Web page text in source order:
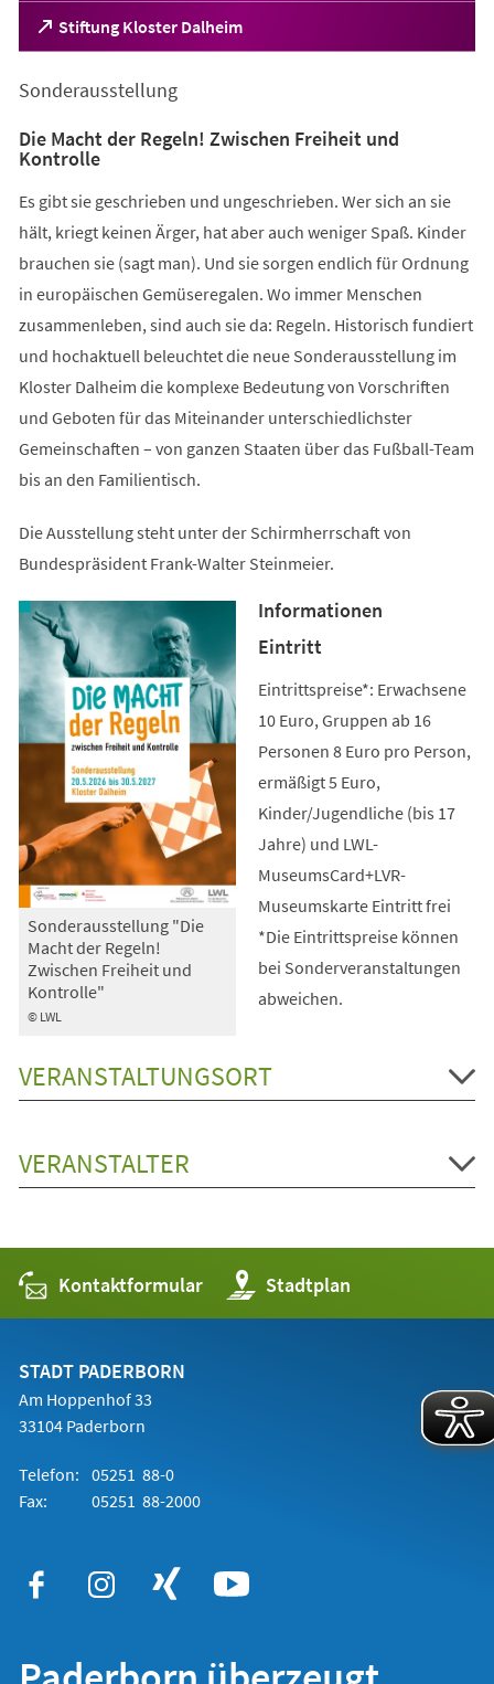
Stiftung Kloster Dalheim
(Öffnet
in
neuen
Sonderausstellung
Die Macht der Regeln! Zwischen Freiheit und
Kontrolle
Es gibt sie geschrieben und ungeschrieben. Wer sich an sie
hält, kriegt keinen Ärger, hat aber auch weniger Spaß. Kinder
brauchen sie (sagt man). Und sie sorgen endlich für Ordnung
in europäischen Gemüseregalen. Wo immer Menschen
zusammenleben, sind auch sie da: Regeln. Historisch fundiert
und hochaktuell beleuchtet die neue Sonderausstellung im
Kloster Dalheim die komplexe Bedeutung von Vorschriften
und Geboten für das Miteinander unterschiedlichster
Gemeinschaften – von ganzen Staaten über das Fußball-Team
bis an den Familientisch.
Die Ausstellung steht unter der Schirmherrschaft von
Bundespräsident Frank-Walter Steinmeier.
© LWL
Sonderausstellung "Die
Macht der Regeln!
Zwischen Freiheit und
Kontrolle"
Informationen
Eintritt
Eintrittspreise*: Erwachsene
10 Euro, Gruppen ab 16
Personen 8 Euro pro Person,
ermäßigt 5 Euro,
Kinder/Jugendliche (bis 17
Jahre) und LWL-
MuseumsCard+LVR-
Museumskarte Eintritt frei
*Die Eintrittspreise können
bei Sonderveranstaltungen
abweichen.
VERANSTALTUNGSORT
VERANSTALTER
Kontaktformular Stadtplan
(Öffnet
in
einem
STADT PADERBORN
Am Hoppenhof 33
33104 Paderborn
Telefon: 05251 88-0
Fax:
05251 88-2000